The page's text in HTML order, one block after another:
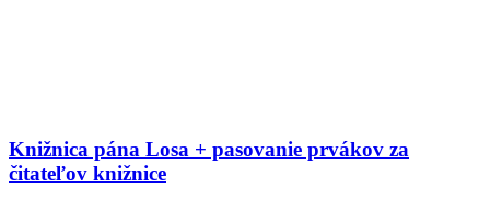
Knižnica pána Losa + pasovanie prvákov za
čitateľov knižnice